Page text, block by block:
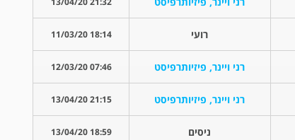
רועי 18:14 11/03/20
רני ויינר, פיזיותרפיסט 07:46 12/03/20
רני ויינר, פיזיותרפיסט 21:15 13/04/20
ניסים 18:59 13/04/20